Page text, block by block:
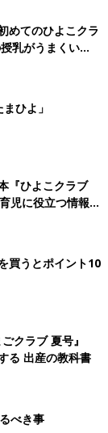
めてのひよこクラ
乳がうまくい
トラブル 解決テ
ひよ」
『ひよこクラブ
児に役立つ情報が
買うとポイント10
クラブ 夏号』
る 出産の教科書
べき事